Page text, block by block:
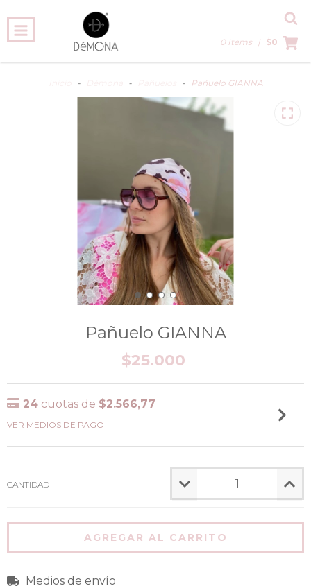
0 Items | $0
- - - Pañuelo GIANNA
Pañuelo GIANNA
$25.000
24 cuotas de $2.566,77
VER MEDIOS DE PAGO
CANTIDAD
Entregas para el CP:
Medios de envío